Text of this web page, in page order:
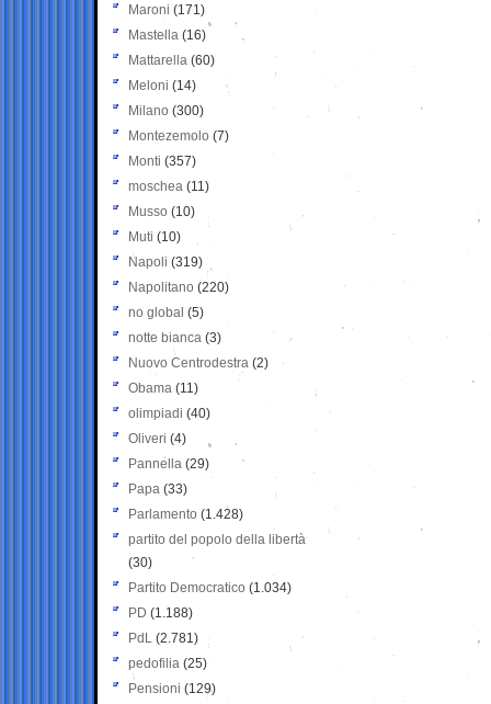
Maroni (171)
Mastella (16)
Mattarella (60)
Meloni (14)
Milano (300)
Montezemolo (7)
Monti (357)
moschea (11)
Musso (10)
Muti (10)
Napoli (319)
Napolitano (220)
no global (5)
notte bianca (3)
Nuovo Centrodestra (2)
Obama (11)
olimpiadi (40)
Oliveri (4)
Pannella (29)
Papa (33)
Parlamento (1.428)
partito del popolo della libertà
(30)
Partito Democratico (1.034)
PD (1.188)
PdL (2.781)
pedofilia (25)
Pensioni (129)